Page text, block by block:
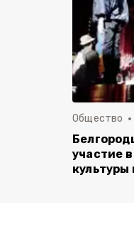
Общество
участие